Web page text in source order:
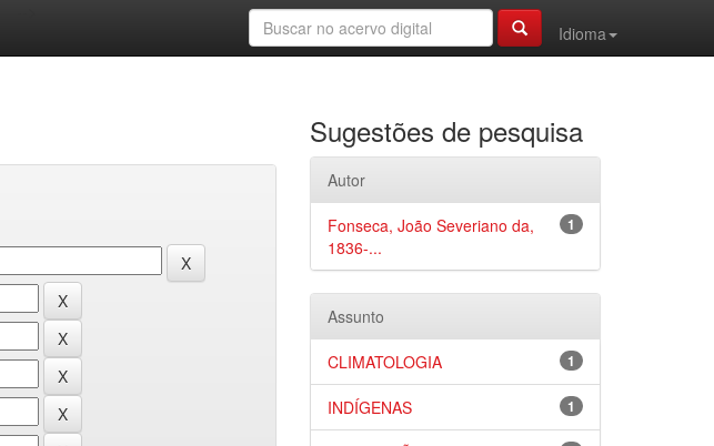
Idioma
Sugestões de pesquisa
Autor
1
Fonseca, João Severiano da,
1836-...
Assunto
1
CLIMATOLOGIA
1
INDÍGENAS